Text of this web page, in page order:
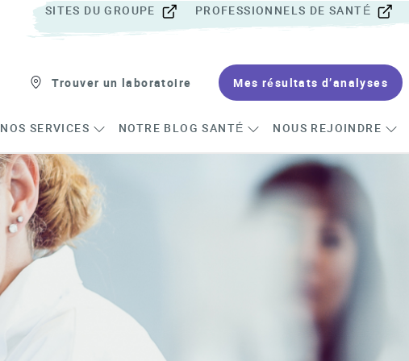
SITES DU GROUPE PROFESSIONNELS DE SANTÉ
Trouver un laboratoire Mes résultats d’analyses
NOS SERVICES NOTRE BLOG SANTÉ NOUS REJOINDRE